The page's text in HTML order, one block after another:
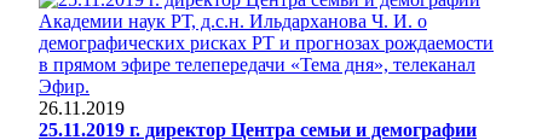
26.11.2019
25.11.2019 г. директор Центра семьи и демографии